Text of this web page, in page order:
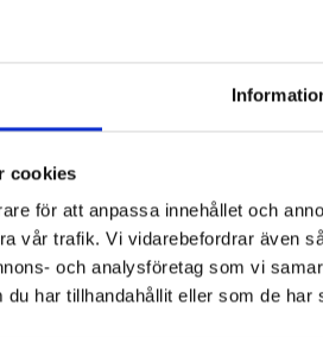
cookies
för att anpassa innehållet och
vår trafik. Vi vidarebefordrar även
och analysföretag som vi
du har tillhandahållit eller som de